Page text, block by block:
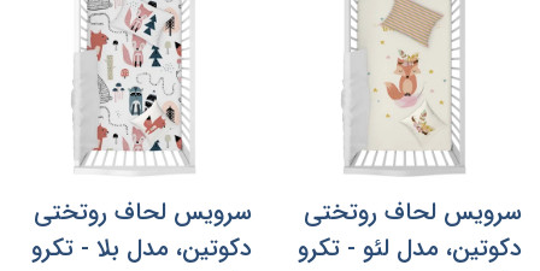
سرویس لحاف روتختی
دکوتین، مدل لئو - تکرو
سرویس لحاف روتختی
دکوتین، مدل بلا - تکرو